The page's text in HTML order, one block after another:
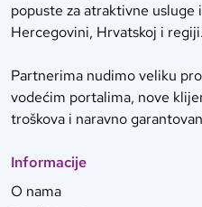
popuste za atraktivne usluge
Hercegovini, Hrvatskoj i regiji.
Partnerima nudimo veliku
vodećim portalima, nove
troškova i naravno
Informacije
O nama